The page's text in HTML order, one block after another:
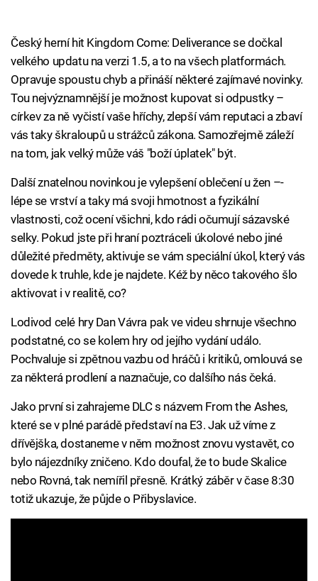
Český herní hit Kingdom Come: Deliverance se dočkal
velkého updatu na verzi 1.5, a to na všech platformách.
Opravuje spoustu chyb a přináší některé zajímavé novinky.
Tou nejvýznamnější je možnost kupovat si odpustky –
církev za ně vyčistí vaše hříchy, zlepší vám reputaci a zbaví
vás taky škraloupů u strážců zákona. Samozřejmě záleží
na tom, jak velký může váš "boží úplatek" být.
Další znatelnou novinkou je vylepšení oblečení u žen –-
lépe se vrství a taky má svoji hmotnost a fyzikální
vlastnosti, což ocení všichni, kdo rádi očumují sázavské
selky. Pokud jste při hraní poztráceli úkolové nebo jiné
důležité předměty, aktivuje se vám speciální úkol, který vás
dovede k truhle, kde je najdete. Kéž by něco takového šlo
aktivovat i v realitě, co?
Lodivod celé hry Dan Vávra pak ve videu shrnuje všechno
podstatné, co se kolem hry od jejího vydání událo.
Pochvaluje si zpětnou vazbu od hráčů i kritiků, omlouvá se
za některá prodlení a naznačuje, co dalšího nás čeká.
Jako první si zahrajeme DLC s názvem From the Ashes,
které se v plné parádě představí na E3. Jak už víme z
dřívějška, dostaneme v něm možnost znovu vystavět, co
bylo nájezdníky zničeno. Kdo doufal, že to bude Skalice
nebo Rovná, tak nemířil přesně. Krátký záběr v čase 8:30
totiž ukazuje, že půjde o Přibyslavice.